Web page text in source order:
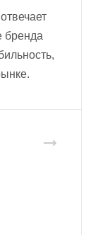
бренда